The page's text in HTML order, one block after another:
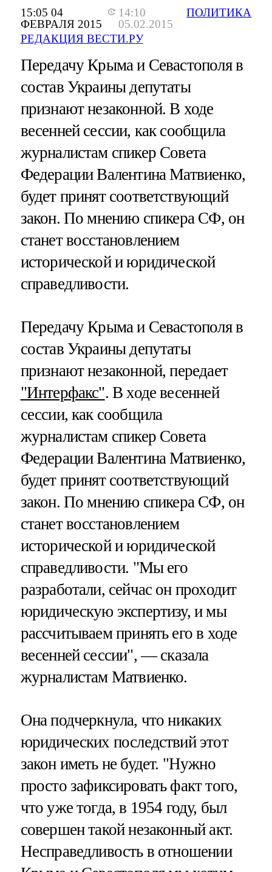
15:05 04
ФЕВРАЛЯ 2015
14:10
05.02.2015
РЕДАКЦИЯ ВЕСТИ.РУ
ПОЛИТИКА
Передачу Крыма и Севастополя в
состав Украины депутаты
признают незаконной. В ходе
весенней сессии, как сообщила
журналистам спикер Совета
Федерации Валентина Матвиенко,
будет принят соответствующий
закон. По мнению спикера СФ, он
станет восстановлением
исторической и юридической
справедливости.
Передачу Крыма и Севастополя в
состав Украины депутаты
признают незаконной, передает
"Интерфакс". В ходе весенней
сессии, как сообщила
журналистам спикер Совета
Федерации Валентина Матвиенко,
будет принят соответствующий
закон. По мнению спикера СФ, он
станет восстановлением
исторической и юридической
справедливости. "Мы его
разработали, сейчас он проходит
юридическую экспертизу, и мы
рассчитываем принять его в ходе
весенней сессии", — сказала
журналистам Матвиенко.
Она подчеркнула, что никаких
юридических последствий этот
закон иметь не будет. "Нужно
просто зафиксировать факт того,
что уже тогда, в 1954 году, был
совершен такой незаконный акт.
Несправедливость в отношении